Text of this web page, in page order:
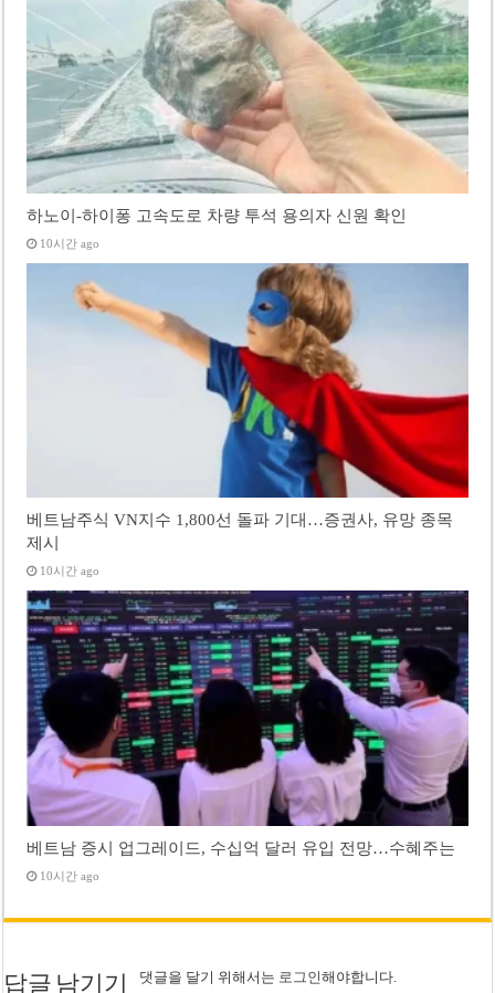
하노이-하이퐁 고속도로 차량 투석 용의자 신원 확인
10시간 ago
베트남주식 VN지수 1,800선 돌파 기대…증권사, 유망 종목
제시
10시간 ago
베트남 증시 업그레이드, 수십억 달러 유입 전망…수혜주는
10시간 ago
답글 남기기 댓글을 달기 위해서는 로그인해야합니다.